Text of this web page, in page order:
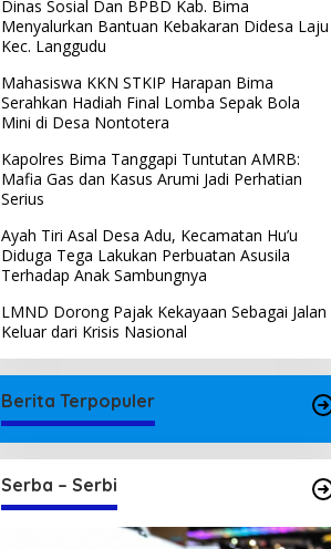
Dinas Sosial Dan BPBD Kab. Bima
Menyalurkan Bantuan Kebakaran Didesa Laju
Kec. Langgudu
Mahasiswa KKN STKIP Harapan Bima
Serahkan Hadiah Final Lomba Sepak Bola
Mini di Desa Nontotera
Kapolres Bima Tanggapi Tuntutan AMRB:
Mafia Gas dan Kasus Arumi Jadi Perhatian
Serius
Ayah Tiri Asal Desa Adu, Kecamatan Hu’u
Diduga Tega Lakukan Perbuatan Asusila
Terhadap Anak Sambungnya
LMND Dorong Pajak Kekayaan Sebagai Jalan
Keluar dari Krisis Nasional
Berita Terpopuler
Serba – Serbi